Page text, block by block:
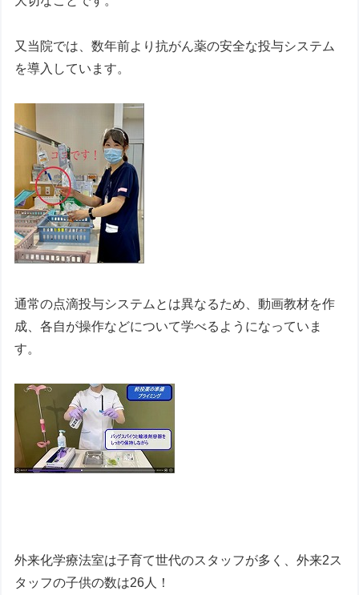
又当院では、数年前より抗がん薬の安全な投与システム
を導入しています。
通常の点滴投与システムとは異なるため、動画教材を作
成、各自が操作などについて学べるようになっていま
す。
外来化学療法室は子育て世代のスタッフが多く、外来2ス
タッフの子供の数は26人！